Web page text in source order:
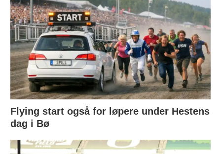
Flying start også for løpere under Hestens
dag i Bø